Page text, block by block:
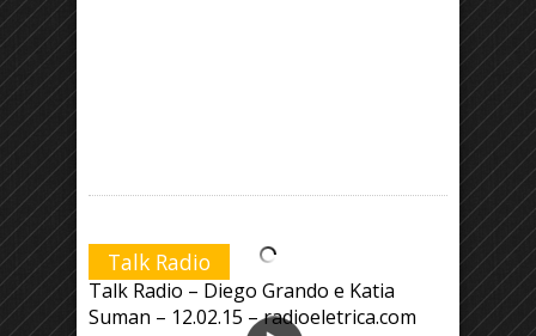
Talk Radio
Talk Radio – Diego Grando e Katia
Suman – 12.02.15 – radioeletrica.com